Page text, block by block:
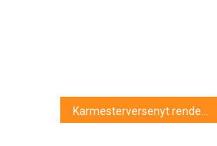
Karmesterversenyt rendeznek Szegeden